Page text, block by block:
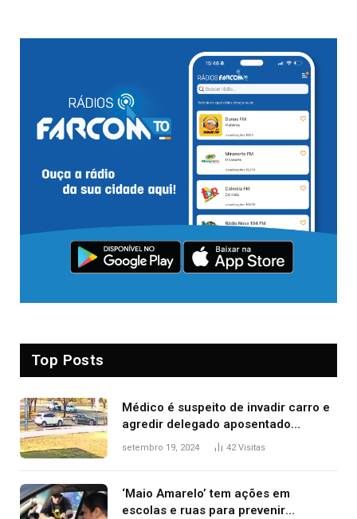
Top Posts
Médico é suspeito de invadir carro e
agredir delegado aposentado
durante confusão no trânsito
setembro 19, 2024 42Visitas
‘Maio Amarelo’ tem ações em
escolas e ruas para prevenir